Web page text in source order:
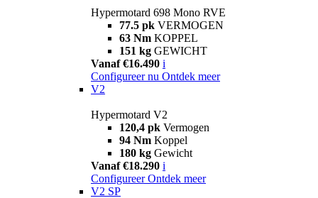
Hypermotard 698 Mono RVE
77.5 pk VERMOGEN
63 Nm KOPPEL
151 kg GEWICHT
Vanaf €16.490 i
Configureer nu Ontdek meer
V2
Hypermotard V2
120,4 pk Vermogen
94 Nm Koppel
180 kg Gewicht
Vanaf €18.290 i
Configureer Ontdek meer
V2 SP